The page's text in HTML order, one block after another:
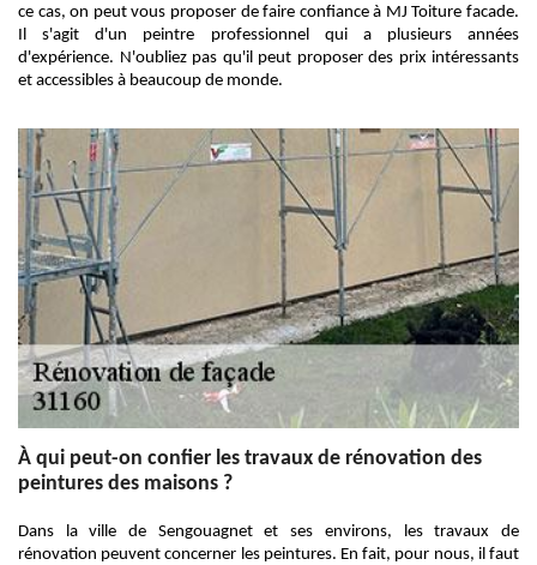
ce cas, on peut vous proposer de faire confiance à MJ Toiture facade.
Il s'agit d'un peintre professionnel qui a plusieurs années
d'expérience. N'oubliez pas qu'il peut proposer des prix intéressants
et accessibles à beaucoup de monde.
À qui peut-on confier les travaux de rénovation des
peintures des maisons ?
Dans la ville de Sengouagnet et ses environs, les travaux de
rénovation peuvent concerner les peintures. En fait, pour nous, il faut